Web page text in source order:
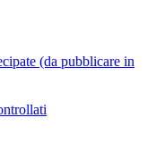
(da pubblicare in